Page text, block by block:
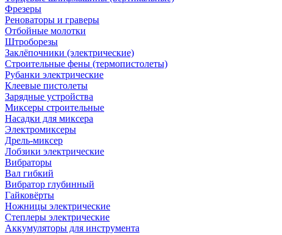
Фрезеры
Реноваторы и граверы
Отбойные молотки
Штроборезы
Заклёпочники (электрические)
Строительные фены (термопистолеты)
Рубанки электрические
Клеевые пистолеты
Зарядные устройства
Миксеры строительные
Насадки для миксера
Электромиксеры
Дрель-миксер
Лобзики электрические
Вибраторы
Вал гибкий
Вибратор глубинный
Гайковёрты
Ножницы электрические
Степлеры электрические
Аккумуляторы для инструмента